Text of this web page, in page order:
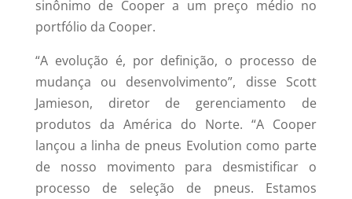
sinônimo de Cooper a um preço médio no
portfólio da Cooper.
“A evolução é, por definição, o processo de
mudança ou desenvolvimento”, disse Scott
Jamieson, diretor de gerenciamento de
produtos da América do Norte. “A Cooper
lançou a linha de pneus Evolution como parte
de nosso movimento para desmistificar o
processo de seleção de pneus. Estamos